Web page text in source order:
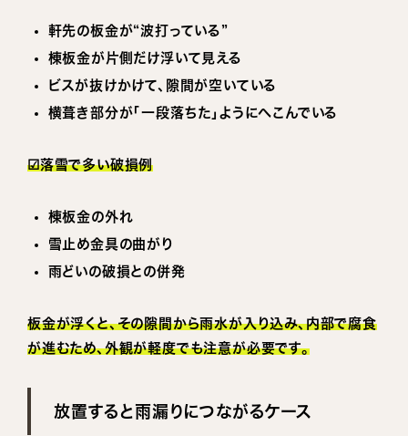
軒先の板金が“波打っている”
棟板金が片側だけ浮いて見える
ビスが抜けかけて、隙間が空いている
横葺き部分が「一段落ちた」ようにへこんでいる
☑落雪で多い破損例
棟板金の外れ
雪止め金具の曲がり
雨どいの破損との併発
板金が浮くと、その隙間から雨水が入り込み、内部で腐食
が進むため、外観が軽度でも注意が必要です。
放置すると雨漏りにつながるケース